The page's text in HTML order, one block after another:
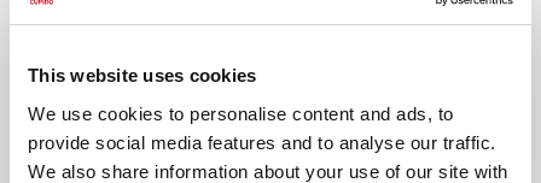
This website uses cookies
We use cookies to personalise content and ads, to
provide social media features and to analyse our traffic.
We also share information about your use of our site with
Norske kvinner kjøper sex